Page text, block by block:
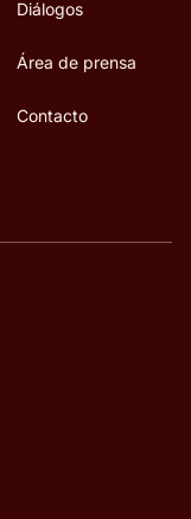
Diálogos
Área de prensa
Contacto